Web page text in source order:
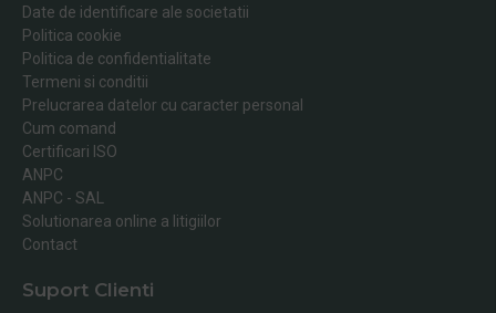
Date de identificare ale societatii
Politica cookie
Politica de confidentialitate
Termeni si conditii
Prelucrarea datelor cu caracter personal
Cum comand
Certificari ISO
ANPC
ANPC - SAL
Solutionarea online a litigiilor
Contact
Suport Clienti